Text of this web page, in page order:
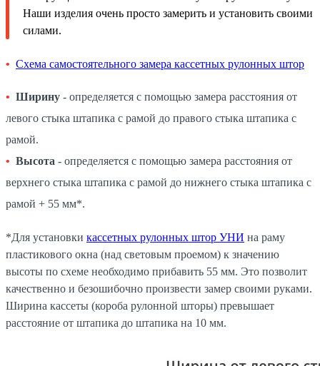
Наши изделия очень просто замерить и установить своими
силами.
Схема самостоятельного замера кассетных рулонных штор
Ширину - определяется с помощью замера расстояния от
левого стыка штапика с рамой до правого стыка штапика с
рамой.
Высота - определяется с помощью замера расстояния от
верхнего стыка штапика с рамой до нижнего стыка штапика с
рамой + 55 мм*.
*Для установки кассетных рулонных штор УНИ на раму
пластикового окна (над световым проемом) к значению
высоты по схеме необходимо прибавить 55 мм. Это позволит
качественно и безошибочно произвести замер своими руками.
Ширина кассеты (короба рулонной шторы) превышает
расстояние от штапика до штапика на 10 мм.